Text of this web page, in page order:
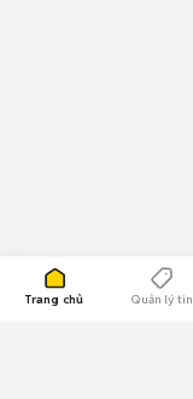
Trang chủ Quản lý tin